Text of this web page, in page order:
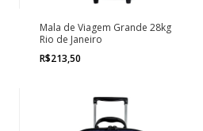
Mala de Viagem Grande 28kg
Rio de Janeiro
R$213,50